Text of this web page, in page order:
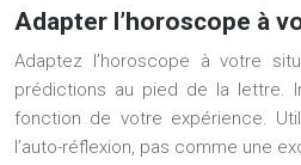
Adapter l’horoscope à
Adaptez l’horoscope à votre
prédictions au pied de la lettre.
fonction de votre expérience.
l’auto-réflexion, pas comme une